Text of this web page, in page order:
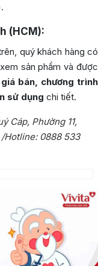
(HCM):
quý khách hàng có
sản phẩm và được
giá bán, chương trình
sử dụng chi tiết.
Cáp, Phường 11,
/Hotline: 0888 533